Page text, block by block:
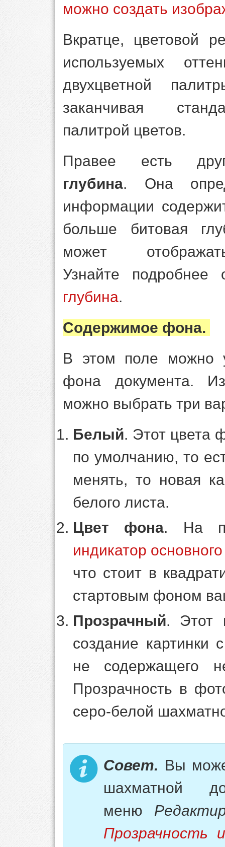
можно создать
Вкратце, цветовой
используемых
двухцветной
заканчивая
палитрой цветов.
Правее есть
глубина. Она
информации
больше битовая
может
Узнайте
глубина.
Содержимое фона.
В этом поле можно
фона документа.
можно выбрать три
Белый. Этот цвета
по умолчанию, то
менять, то новая
белого листа.
Цвет фона. На
индикатор
что стоит в
стартовым фоном
Прозрачный. Этот
создание картинки
не содержащего
Прозрачность в
серо-белой
Совет. Вы
шахматной
меню
Прозрачность